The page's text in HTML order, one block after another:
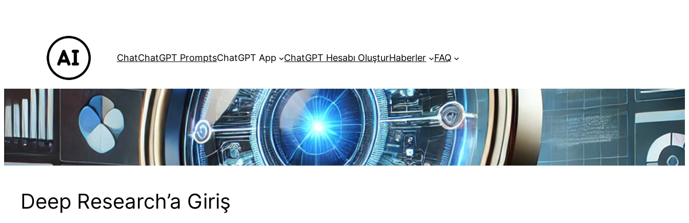
ChatChatGPT PromptsChatGPT App ChatGPT Hesabı OluşturHaberler FAQ
Deep Research’a Giriş